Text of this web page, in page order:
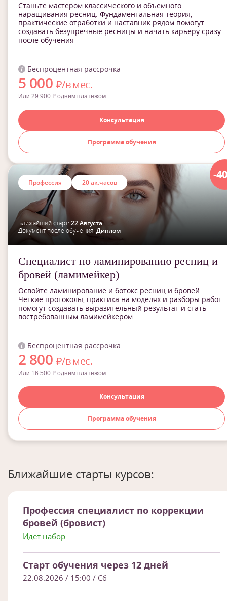
Станьте мастером классического и объемного
наращивания ресниц. Фундаментальная теория,
практические отработки и наставник рядом помогут
создавать безупречные ресницы и начать карьеру сразу
после обучения
Беспроцентная рассрочка
5 000 ₽/в мес.
Или 29 900 ₽ одним платежом
Консультация
Программа обучения
-
Профессия 20 ак.часов
Ближайший старт: 22 Августа
Документ после обучения: Диплом
Специалист по ламинированию ресниц и
бровей (ламимейкер)
Освойте ламинирование и ботокс ресниц и бровей.
Четкие протоколы, практика на моделях и разборы работ
помогут создавать выразительный результат и стать
востребованным ламимейкером
Беспроцентная рассрочка
2 800 ₽/в мес.
Или 16 500 ₽ одним платежом
Консультация
Программа обучения
Ближайшие старты курсов:
Профессия специалист по коррекции
бровей (бровист)
Идет набор
Старт обучения через 12 дней
22.08.2026 / 15:00 / Сб